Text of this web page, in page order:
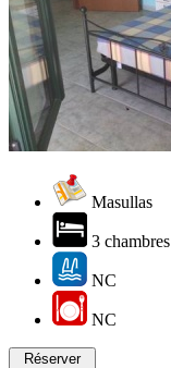
Masullas
3 chambres
NC
NC
Réserver